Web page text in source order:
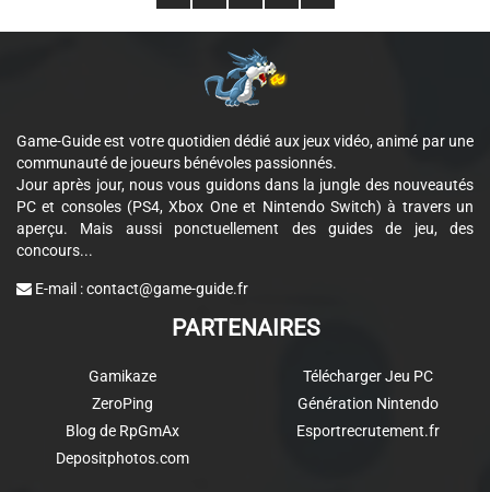
Game-Guide est votre quotidien dédié aux jeux vidéo, animé par une
communauté de joueurs bénévoles passionnés.
Jour après jour, nous vous guidons dans la jungle des nouveautés
PC et consoles (PS4, Xbox One et Nintendo Switch) à travers un
aperçu. Mais aussi ponctuellement des guides de jeu, des
concours...
E-mail :contact@game-guide.fr
PARTENAIRES
Gamikaze
ZeroPing
Blog de RpGmAx
Depositphotos.com
Télécharger Jeu PC
Génération Nintendo
Esportrecrutement.fr